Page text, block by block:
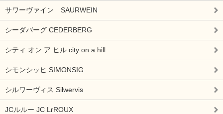
サワーヴァイン SAURWEIN
シーダバーグ CEDERBERG
シティ オン ア ヒル city on a hill
シモンシッヒ SIMONSIG
シルワーヴィス Silwervis
JCルルー JC LrROUX